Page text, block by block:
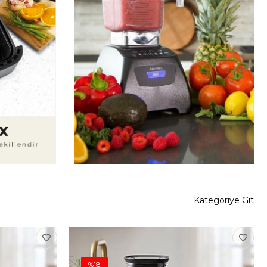
%18
Kategoriye Git